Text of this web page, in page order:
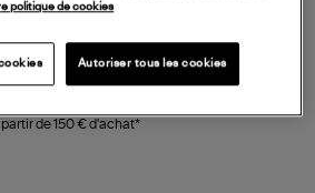
partir de 150 € d'achat*
politique de cookies
Autoriser tous les cookies